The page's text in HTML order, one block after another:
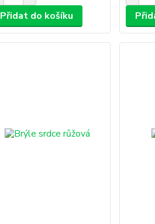
Přidat do košíku